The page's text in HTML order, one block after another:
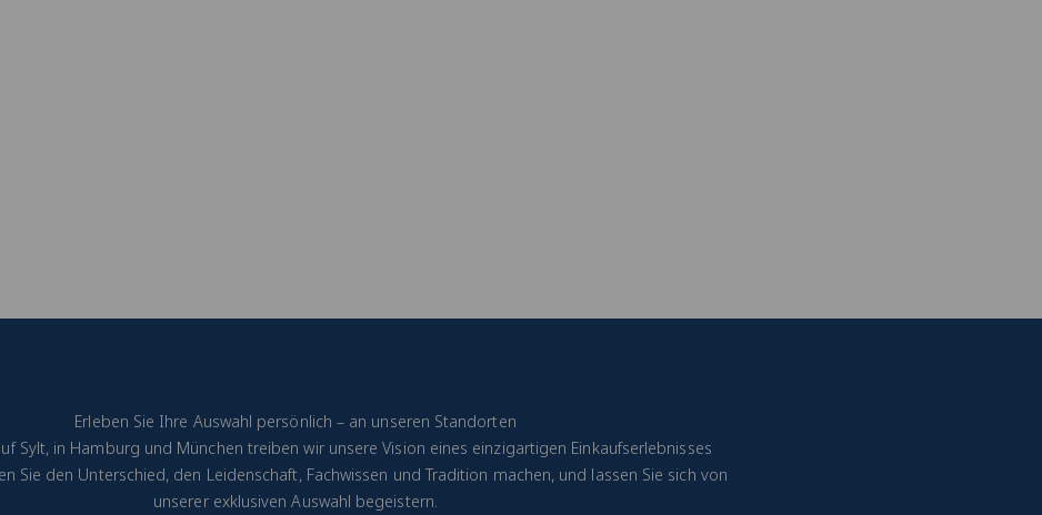
Erleben Sie Ihre Auswahl persönlich – an unseren Standorten
Sylt, in Hamburg und München treiben wir unsere Vision eines einzigartigen Einkaufserlebnisses
Sie den Unterschied, den Leidenschaft, Fachwissen und Tradition machen, und lassen Sie sich von
unserer exklusiven Auswahl begeistern.